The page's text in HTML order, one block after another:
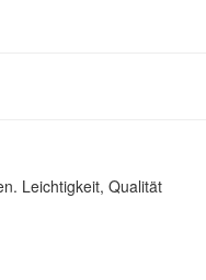
Leichtigkeit, Qualität